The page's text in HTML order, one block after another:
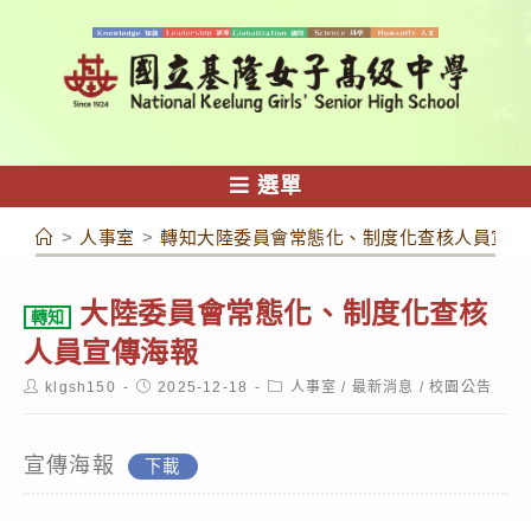
容
選單
> 人事室 > 轉知大陸委員會常態化、制度化查核人員宣
轉知
大陸委員會常態化、制度化查核
人員宣傳海報
Postklgsh150
Post2025-12-18
Post人事室 / 最新消息 / 校園公告
宣傳海報 下載